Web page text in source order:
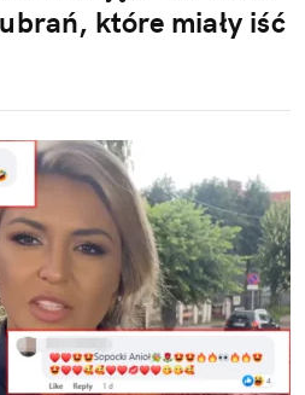
które miały iść